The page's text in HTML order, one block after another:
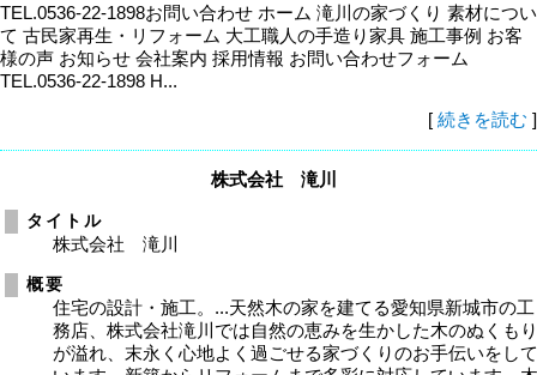
TEL.0536-22-1898お問い合わせ ホーム 滝川の家づくり 素材につい
て 古民家再生・リフォーム 大工職人の手造り家具 施工事例 お客
様の声 お知らせ 会社案内 採用情報 お問い合わせフォーム
TEL.0536-22-1898 H...
[ 続きを読む ]
株式会社 滝川
タイトル
株式会社 滝川
概要
住宅の設計・施工。...天然木の家を建てる愛知県新城市の工
務店、株式会社滝川では自然の恵みを生かした木のぬくも
が溢れ、末永く心地よく過ごせる家づくりのお手伝いをし